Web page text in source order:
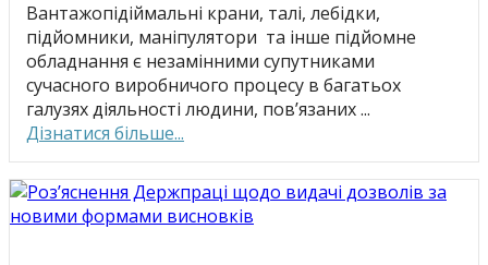
Вантажопідіймальні крани, талі, лебідки,
підйомники, маніпулятори та інше підйомне
обладнання є незамінними супутниками
сучасного виробничого процесу в багатьох
галузях діяльності людини, пов’язаних ...
Дізнатися більше...